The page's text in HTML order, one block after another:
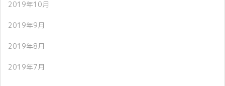
2019年10月
2019年9月
2019年8月
2019年7月